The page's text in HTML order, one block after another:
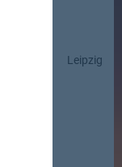
Leipzig